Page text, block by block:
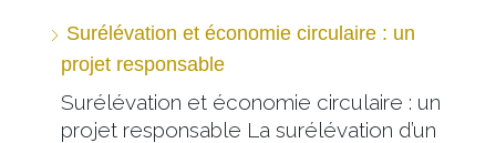
Surélévation et économie circulaire : un
projet responsable
Surélévation et économie circulaire : un
projet responsable La surélévation d’un